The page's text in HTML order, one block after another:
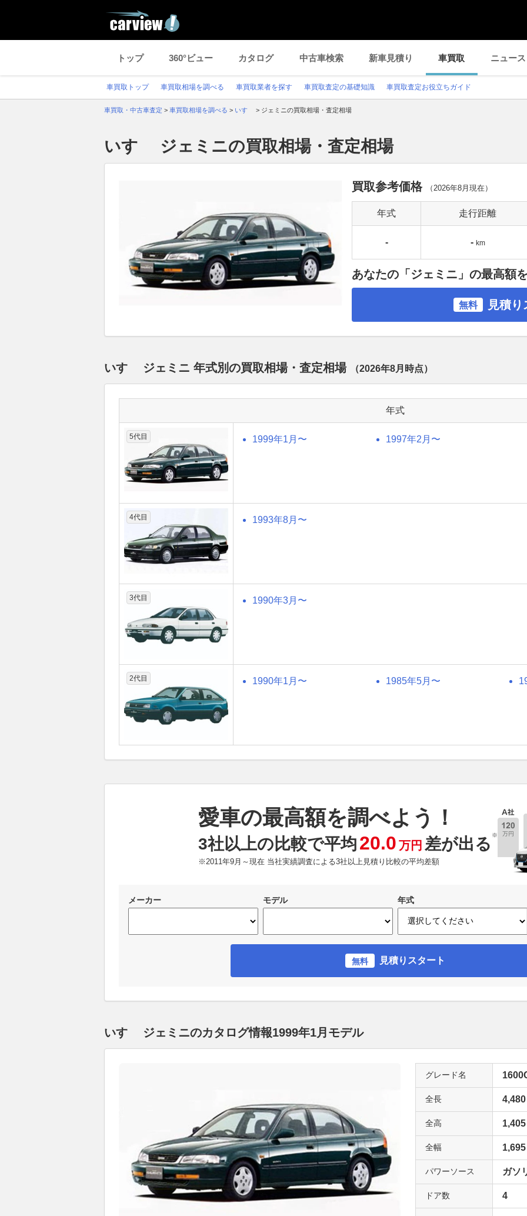
トップ 360°ビュー カタログ 中古車検索 新車見積り 車買取 ニュース
車買取トップ 車買取相場を調べる 車買取業者を探す 車買取査定の基礎知識 車買取査定お役立ちガイド
車買取・中古車査定 > 車買取相場を調べる > いすゞ > ジェミニの買取相場・査定相場
いすゞ ジェミニの買取相場・査定相場
買取参考価格 （2026年8月 現在）
年式 走行距離
- - km
あなたの「ジェミニ」の最高額
無料 見積り
いすゞ ジェミニ 年式別の買取相場・査定相場 （2026年8月 時点）
年式
5代目 1999年1月〜 1997年2月〜
4代目 1993年8月〜
3代目 1990年3月〜
2代目 1990年1月〜 1985年5月〜
愛車の最高額を調べよう！
3社以上の比較で平均20.0 万円 差が出る ※
※2011年9月～現在 当社実績調査による3社以上見積り比較の平均差額
メーカー モデル 年式
無料 見積りスタート
いすゞ ジェミニのカタログ情報1999年1月モデル
グレード名
全長 4,480
全高 1,405
全幅 1,695
パワーソース ガソ
ドア数 4